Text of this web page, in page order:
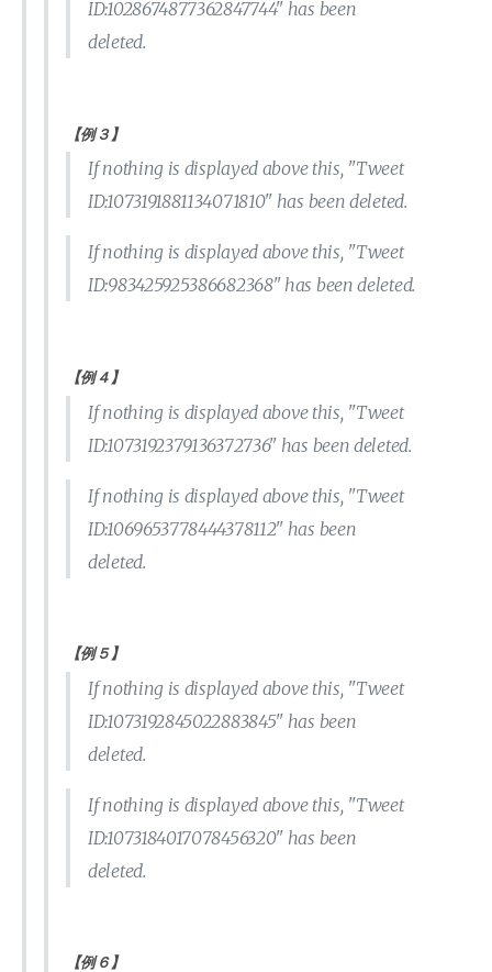
ID:1028674877362847744" has been
deleted.
【例３】
If nothing is displayed above this, "Tweet
ID:1073191881134071810" has been deleted.
If nothing is displayed above this, "Tweet
ID:983425925386682368" has been deleted.
【例４】
If nothing is displayed above this, "Tweet
ID:1073192379136372736" has been deleted.
If nothing is displayed above this, "Tweet
ID:1069653778444378112" has been
deleted.
【例５】
If nothing is displayed above this, "Tweet
ID:1073192845022883845" has been
deleted.
If nothing is displayed above this, "Tweet
ID:1073184017078456320" has been
deleted.
【例６】